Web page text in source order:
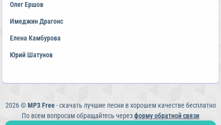
Олег Ершов
Имеджин Драгонс
Елена Камбурова
Юрий Шатунов
2026 ©MP3 Free- скачать лучшие песни в хорошем качестве бесплатно
По всем вопросам обращайтесь черезформу обратной связи